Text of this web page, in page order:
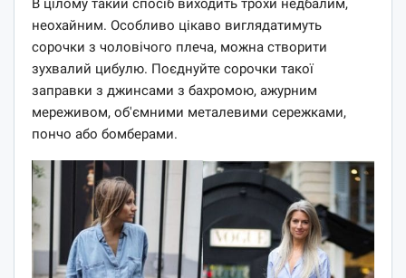
В цілому такий спосіб виходить трохи недбалим,
неохайним. Особливо цікаво виглядатимуть
сорочки з чоловічого плеча, можна створити
зухвалий цибулю. Поєднуйте сорочки такої
заправки з джинсами з бахромою, ажурним
мереживом, об'ємними металевими сережками,
пончо або бомберами.